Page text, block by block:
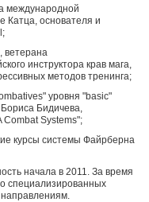
международной
Катца, основателя и
ветерана
инструктора крав мага,
методов тренинга;
уровня "basic"
Бориса Бидичева,
Combat Systems";
курсы системы Файрберна
начала в 2011. За время
специализированных